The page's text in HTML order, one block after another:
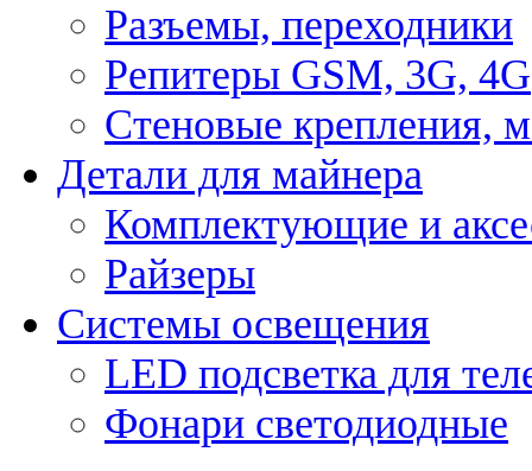
Разъемы, переходники
Репитеры GSM, 3G, 4G
Стеновые крепления,
Детали для майнера
Комплектующие и
Райзеры
Системы освещения
LED подсветка для
Фонари светодиодные